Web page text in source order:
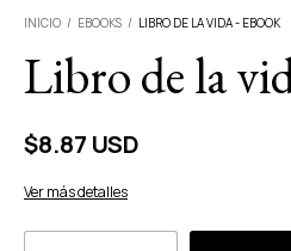
INICIO / EBOOKS / LIBRO DE LA VIDA - EBOOK
Libro de la
$8.87 USD
Ver más detalles